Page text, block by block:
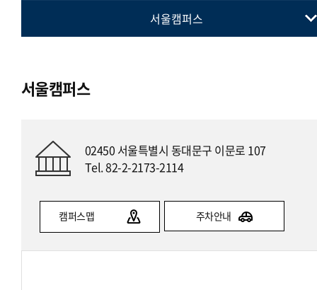
서울캠퍼스
서울캠퍼스
02450 서울특별시 동대문구 이문로 107
Tel. 82-2-2173-2114
캠퍼스맵 주차안내